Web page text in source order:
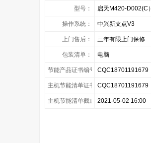
型号： 启天M420-D002(C）
操作系统： 中兴新支点V3
上门售后： 三年有限上门保修
包装清单： 电脑
节能产品证书编号：CQC18701191679
主机节能清单证书号：CQC18701191679
主机节能清单截止日期：2021-05-02 16:00